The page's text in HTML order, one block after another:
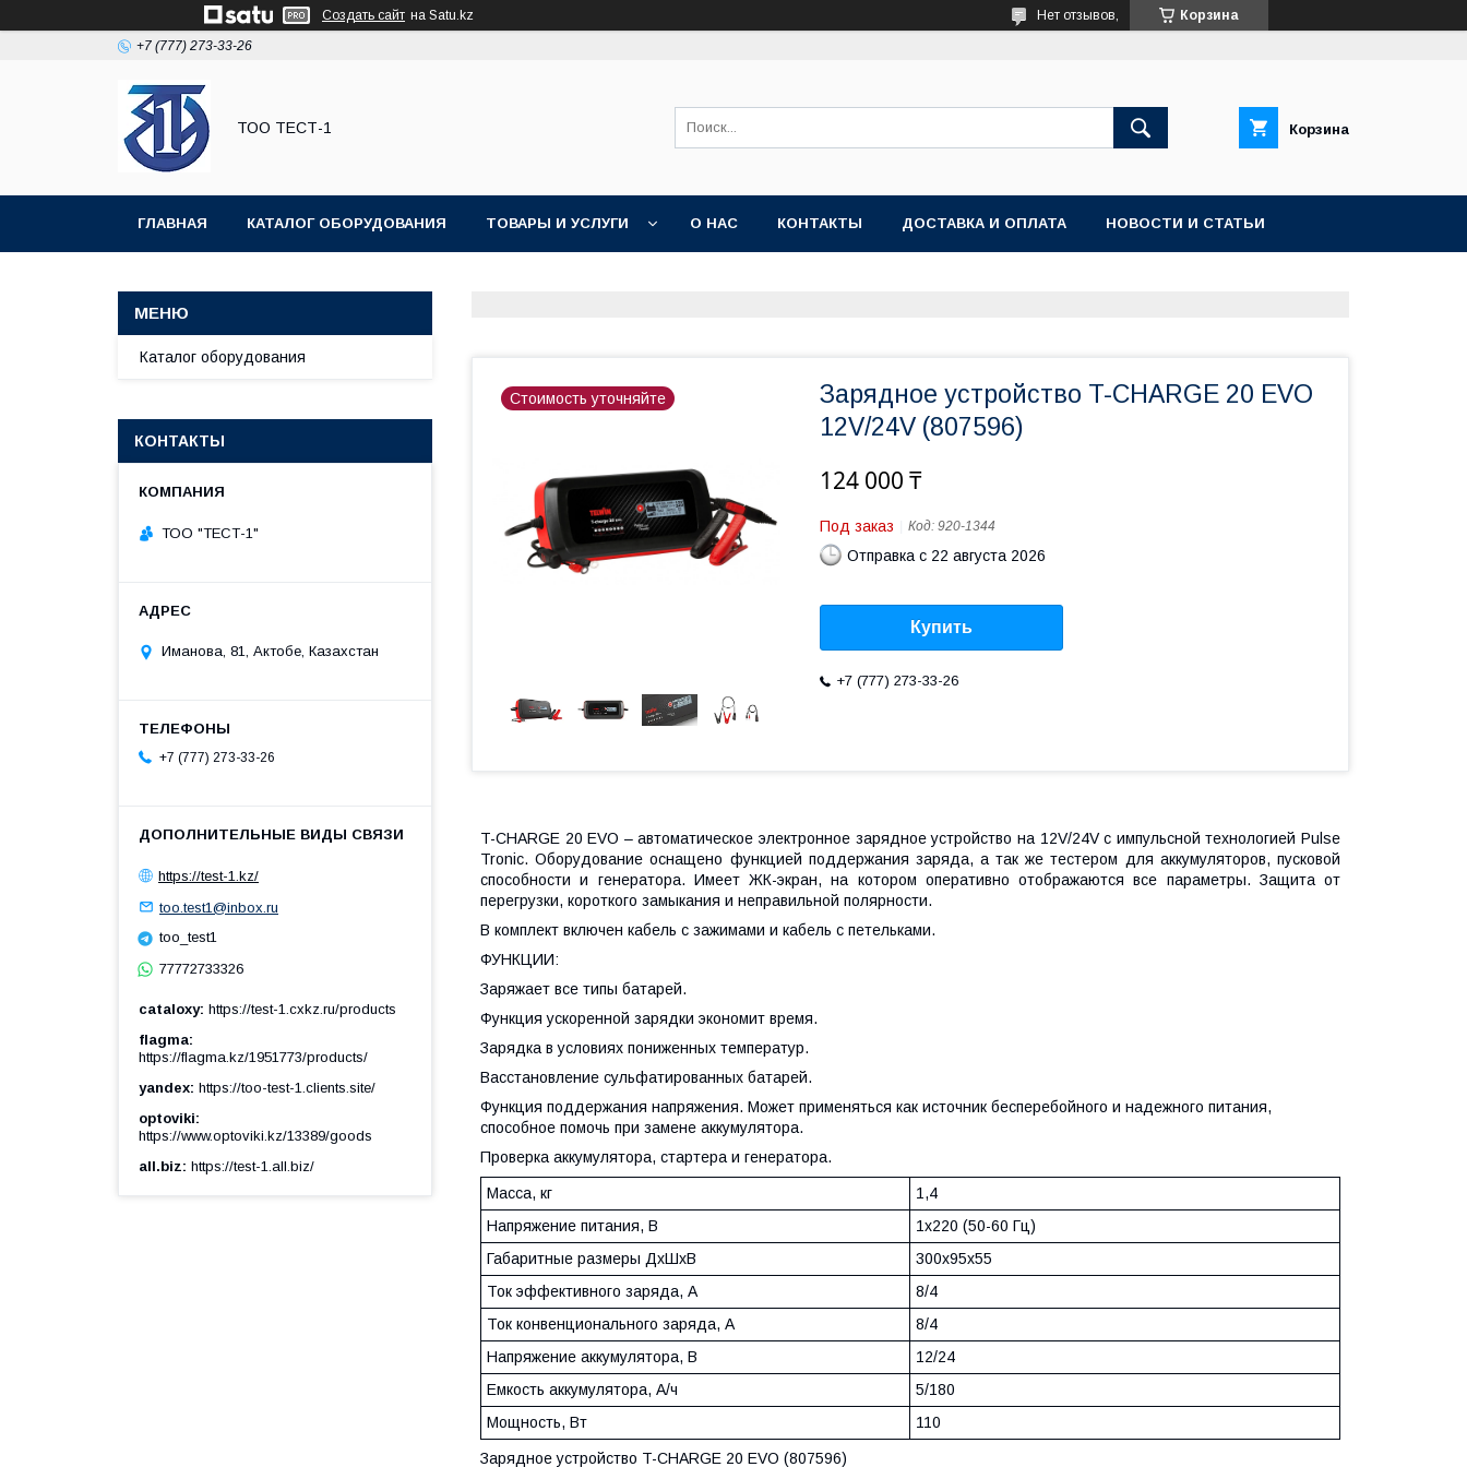
Создать сайт на Satu.kz Корзина
Нет отзывов,
+7 (777) 273-33-26
ТОО ТЕСТ-1 Корзина
ГЛАВНАЯ КАТАЛОГ ОБОРУДОВАНИЯ ТОВАРЫ И УСЛУГИ О НАС КОНТАКТЫ ДОСТАВКА И ОПЛАТА НОВОСТИ И СТАТЬИ
Стоимость уточняйте
Зарядное устройство T-CHARGE 20 EVO
12V/24V (807596)
124 000 ₸
Под заказ Код: 920-1344
Отправка с 22 августа 2026
Купить
+7 (777) 273-33-26
T-CHARGE 20 EVO – автоматическое электронное зарядное устройство на 12V/24V с импульсной технологией Pulse
Tronic. Оборудование оснащено функцией поддержания заряда, а так же тестером для аккумуляторов, пусковой
способности и генератора. Имеет ЖК-экран, на котором оперативно отображаются все параметры. Защита от
перегрузки, короткого замыкания и неправильной полярности.
В комплект включен кабель с зажимами и кабель с петельками.
ФУНКЦИИ:
Заряжает все типы батарей.
Функция ускоренной зарядки экономит время.
Зарядка в условиях пониженных температур.
Васстановление сульфатированных батарей.
Функция поддержания напряжения. Может применяться как источник бесперебойного и надежного питания,
способное помочь при замене аккумулятора.
Проверка аккумулятора, стартера и генератора.
Масса, кг
1,4
Напряжение питания, В
1х220 (50-60 Гц)
Габаритные размеры ДхШхВ
300х95х55
Ток эффективного заряда, А
8/4
Ток конвенционального заряда, А
8/4
Напряжение аккумулятора, В
12/24
Емкость аккумулятора, А/ч
5/180
Мощность, Вт
110
Зарядное устройство T-CHARGE 20 EVO (807596)
Каталог оборудования
КОНТАКТЫ
ТОО "ТЕСТ-1"
Иманова, 81, Актобе, Казахстан
+7 (777) 273-33-26
https://test-1.kz/
too.test1@inbox.ru
too_test1
77772733326
cataloxy https://test-1.cxkz.ru/products
flagma
https://flagma.kz/1951773/products/
yandex https://too-test-1.clients.site/
optoviki
https://www.optoviki.kz/13389/goods
all.biz https://test-1.all.biz/